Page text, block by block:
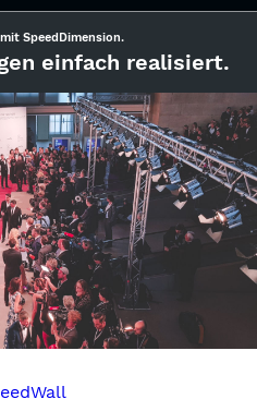
SpeedDimension.
einfach realisiert.